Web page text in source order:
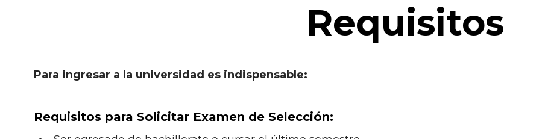
Requisitos
Para ingresar a la universidad es indispensable:
Requisitos para Solicitar Examen de Selección: